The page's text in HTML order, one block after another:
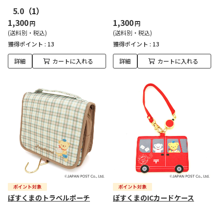
5.0 （1）
1,300円
(送料別・税込)
獲得ポイント : 13
詳細 カートに入れる
1,300円
(送料別・税込)
獲得ポイント : 13
詳細 カートに入れる
ぽすくまのトラベルポーチ ぽすくまのICカードケース